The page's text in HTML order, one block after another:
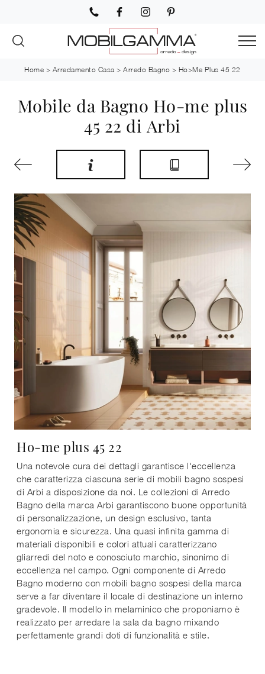
Home > Arredamento Casa >Arredo Bagno > Ho>me Plus 45 22
Mobile da Bagno Ho-me plus
45 22 di Arbi
Ho-me plus 45 22
Una notevole cura dei dettagli garantisce l'eccellenza
che caratterizza ciascuna serie di mobili bagno sospesi
di Arbi a disposizione da noi. Le collezioni di Arredo
Bagno della marca Arbi garantiscono buone opportunità
di personalizzazione, un design esclusivo, tanta
ergonomia e sicurezza. Una quasi infinita gamma di
materiali disponibili e colori attuali caratterizzano
gliarredi del noto e conosciuto marchio, sinonimo di
eccellenza nel campo. Ogni componente di Arredo
Bagno moderno con mobili bagno sospesi della marca
serve a far diventare il locale di destinazione un interno
gradevole. Il modello in melaminico che proponiamo è
realizzato per arredare la sala da bagno mixando
perfettamente grandi doti di funzionalità e stile.